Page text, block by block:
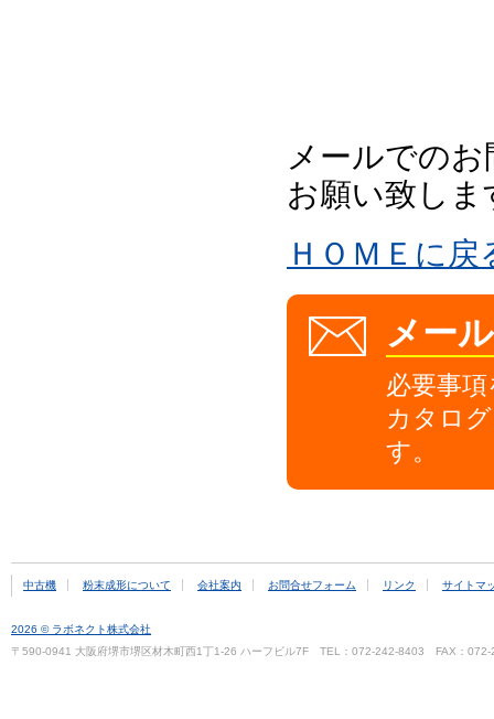
メールでの
お願い致しま
ＨＯＭＥに戻
メー
必要事
カタロ
す。
中古機 粉末成形について 会社案内 お問合せフォーム リンク サイトマ
2026 © ラボネクト株式会社
〒590-0941 大阪府堺市堺区材木町西1丁1-26 ハーフビル7F TEL：072-242-8403 FAX：